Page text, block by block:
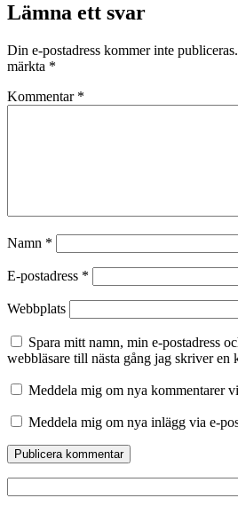
Lämna ett svar
Din e-postadress kommer inte publiceras.
märkta *
Kommentar *
Namn *
E-postadress *
Webbplats
Spara mitt namn, min e-postadress
webbläsare till nästa gång jag skriver en
Meddela mig om nya kommentarer
Meddela mig om nya inlägg via e-